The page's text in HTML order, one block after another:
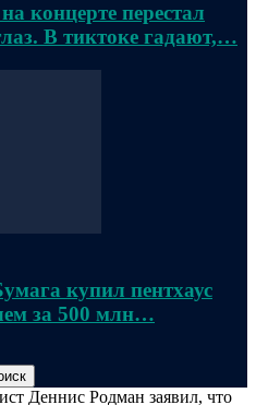
концерте перестал
В тиктоке гадают,…
купил пентхаус
за 500 млн…
Деннис Родман заявил, что